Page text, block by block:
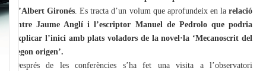
d’Albert Gironés. Es tracta d’un volum que aprofundeix en larelació
entre Jaume Anglí i l’escriptor Manuel de Pedrolo que podria
explicar l’inici amb plats voladors de la novel·la ‘Mecanoscrit del
segon origen’.
Després de les conferències s’ha fet una visita a l’observatori